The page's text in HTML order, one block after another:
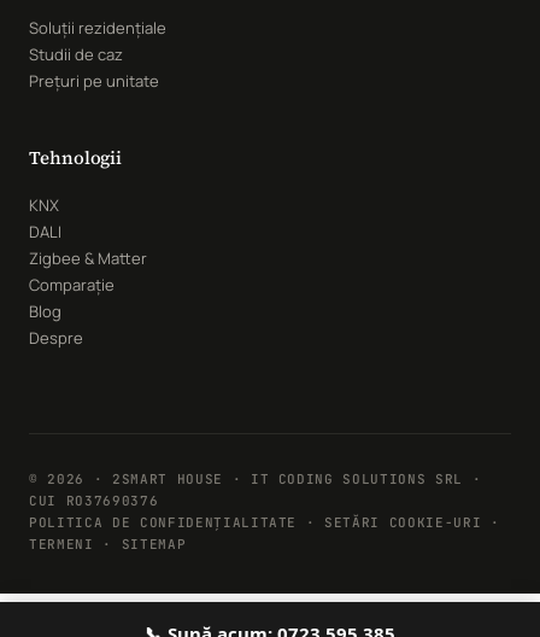
Soluții rezidențiale
Studii de caz
Prețuri pe unitate
Tehnologii
KNX
DALI
Zigbee & Matter
Comparație
Blog
Despre
© 2026 · 2SMART HOUSE · IT CODING SOLUTIONS SRL ·
CUI RO37690376
POLITICA DE CONFIDENȚIALITATE
· SETĂRI COOKIE-URI ·
TERMENI · SITEMAP